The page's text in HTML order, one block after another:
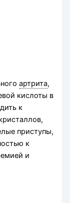
артрита,
кислоты в
к
приступы,
к
и